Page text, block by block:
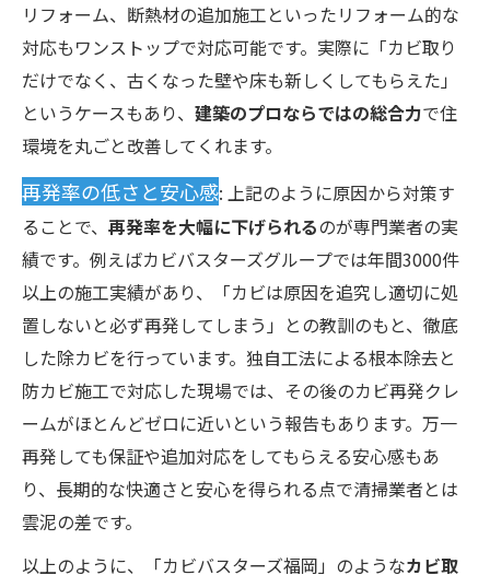
リフォーム、断熱材の追加施工といったリフォーム的な
対応もワンストップで対応可能です。実際に「カビ取り
だけでなく、古くなった壁や床も新しくしてもらえた」
というケースもあり、 建築のプロならではの総合力で住
環境を丸ごと改善してくれます。
再発率の低さと安心感: 上記のように原因から対策す
ることで、 再発率を大幅に下げられるのが専門業者の実
績です。例えばカビバスターズグループでは年間3000件
以上の施工実績があり、「カビは原因を追究し適切に処
置しないと必ず再発してしまう」との教訓のもと、徹底
した除カビを行っています。独自工法による根本除去と
防カビ施工で対応した現場では、その後のカビ再発クレ
ームがほとんどゼロに近いという報告もあります。万一
再発しても保証や追加対応をしてもらえる安心感もあ
り、長期的な快適さと安心を得られる点で清掃業者とは
雲泥の差です。
以上のように、「カビバスターズ福岡」のようなカビ取